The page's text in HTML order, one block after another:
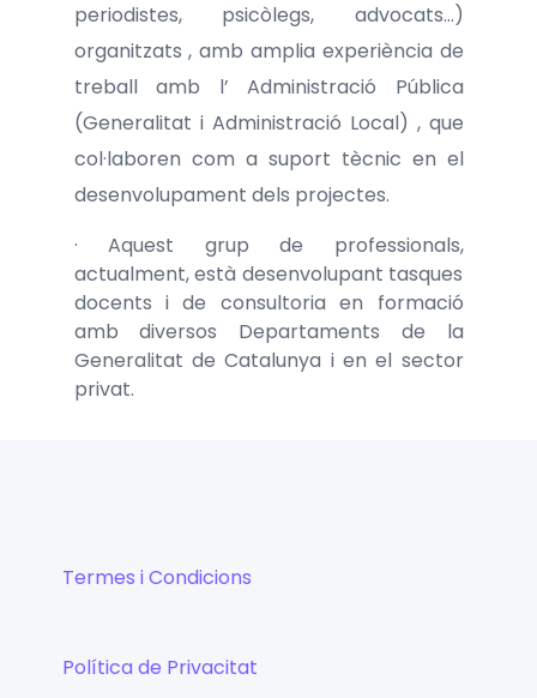
periodistes, psicòlegs, advocats…)
organitzats , amb amplia experiència de
treball amb l’ Administració Pública
(Generalitat i Administració Local) , que
col·laboren com a suport tècnic en el
desenvolupament dels projectes.
· Aquest grup de professionals,
actualment, està desenvolupant tasques
docents i de consultoria en formació
amb diversos Departaments de la
Generalitat de Catalunya i en el sector
privat.
Termes i Condicions
Política de Privacitat